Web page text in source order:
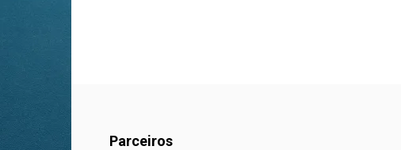
Parceiros